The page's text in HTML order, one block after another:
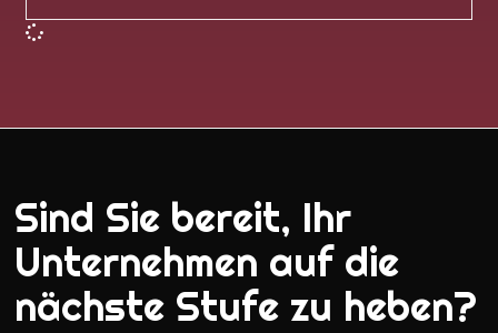
Sind Sie bereit, Ihr
Unternehmen auf die
nächste Stufe zu heben?